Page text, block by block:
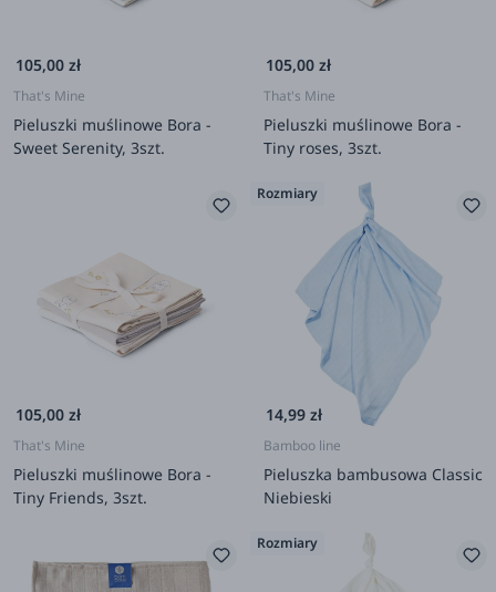
105,00 zł
That's Mine
Pieluszki muślinowe Bora -
Sweet Serenity, 3szt.
105,00 zł
That's Mine
Pieluszki muślinowe Bora -
Tiny roses, 3szt.
105,00 zł
That's Mine
Pieluszki muślinowe Bora -
Tiny Friends, 3szt.
Rozmiary
14,99 zł
Bamboo line
Pieluszka bambusowa Classic
Niebieski
Rozmiary